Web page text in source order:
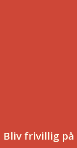
Bliv frivillig på